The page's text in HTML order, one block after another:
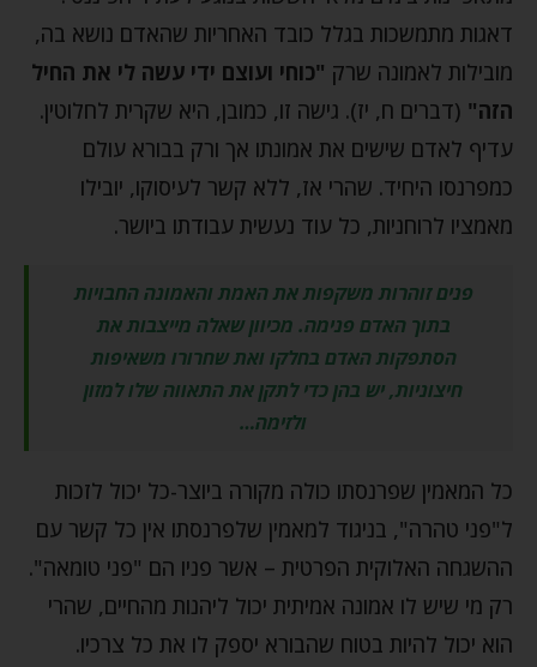
דאגות מתמשכות בגלל כובד האחריות שהאדם נושא בה,
מובילות לאמונה שרק "כוחי ועוצם ידי עשה לי את החיל
הזה" (דברים ח, יז). גישה זו, כמובן, היא שקרית לחלוטין.
עדיף לאדם שישים את אמונתו אך ורק בבורא עולם
כמפרנסו היחיד. שהרי אז, ללא קשר לעיסוקו, יובילו
מאמציו לרוחניות, כל עוד נעשית עבודתו ביושר.
פנים זוהרות משקפות את האמת והאמונה החבויות
בתוך האדם פנימה. מכיוון שאלה מייצבות את
הסתפקות האדם בחלקו ואת שחרורו משאיפות
חיצוניות, יש בהן כדי לתקן את התאווה שלו למזון
ולזימה…
כל המאמין שפרנסתו כולה מקורה ביוצר-כל יכול לזכות
ל"פני טהרה", בניגוד למאמין שלפרנסתו אין כל קשר עם
ההשגחה האלוקית הפרטית – אשר פניו הם "פני טומאה".
רק מי שיש לו אמונה אמיתית יכול ליהנות מהחיים, שהרי
הוא יכול להיות בטוח שהבורא יספק לו את כל צרכיו.